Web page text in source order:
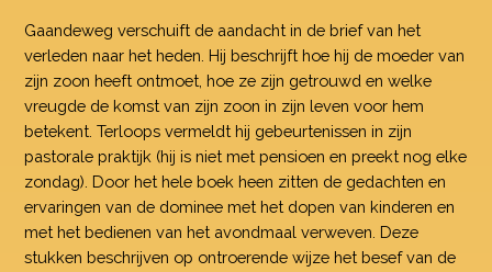
Gaandeweg verschuift de aandacht in de brief van het
verleden naar het heden. Hij beschrijft hoe hij de moeder van
zijn zoon heeft ontmoet, hoe ze zijn getrouwd en welke
vreugde de komst van zijn zoon in zijn leven voor hem
betekent. Terloops vermeldt hij gebeurtenissen in zijn
pastorale praktijk (hij is niet met pensioen en preekt nog elke
zondag). Door het hele boek heen zitten de gedachten en
ervaringen van de dominee met het dopen van kinderen en
met het bedienen van het avondmaal verweven. Deze
stukken beschrijven op ontroerende wijze het besef van de